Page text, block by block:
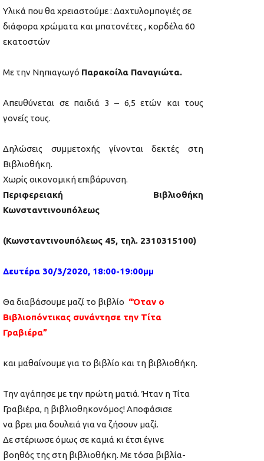
Υλικά που θα χρειαστούμε : Δαχτυλομπογιές σε
διάφορα χρώματα και μπατονέτες , κορδέλα 60
εκατοστών
Με την Νηπιαγωγό Παρακοίλα Παναγιώτα.
Απευθύνεται σε παιδιά 3 – 6,5 ετών και τους
γονείς τους.
Δηλώσεις συμμετοχής γίνονται δεκτές στη
Βιβλιοθήκη.
Χωρίς οικονομική επιβάρυνση.
Περιφερειακή Βιβλιοθήκη
Κωνσταντινουπόλεως
(Κωνσταντινουπόλεως 45, τηλ. 2310315100)
Δευτέρα 30/3/2020, 18:00-19:00μμ
Θα διαβάσουμε μαζί το βιβλίο “Όταν ο
Βιβλιοπόντικας συνάντησε την Τίτα
Γραβιέρα”
και μαθαίνουμε για το βιβλίο και τη βιβλιοθήκη.
Την αγάπησε με την πρώτη ματιά. Ήταν η Τίτα
Γραβιέρα, η βιβλιοθηκονόμος! Αποφάσισε
να βρει μια δουλειά για να ζήσουν μαζί.
Δε στέριωσε όμως σε καμιά κι έτσι έγινε
βοηθός της στη βιβλιοθήκη. Με τόσα βιβλία-